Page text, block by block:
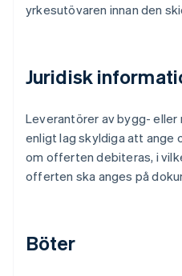
yrkesutövaren innan den
Juridisk
Leverantörer av bygg-
enligt lag skyldiga att
om offerten debiteras, i
offerten ska anges på
Böter